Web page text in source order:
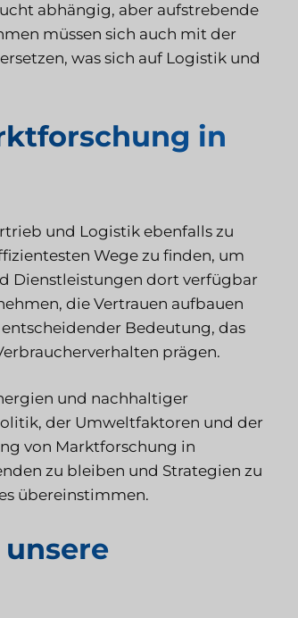
abhängig, aber aufstrebende
müssen sich auch mit der
was sich auf Logistik und
in
und Logistik ebenfalls zu
Wege zu finden, um
Dienstleistungen dort verfügbar
die Vertrauen aufbauen
Bedeutung, das
prägen.
und nachhaltiger
der Umweltfaktoren und der
von Marktforschung in
zu bleiben und Strategien zu
übereinstimmen.